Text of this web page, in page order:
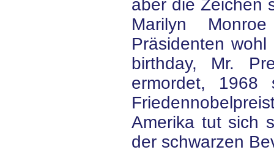
aber die Zeichen
Marilyn
Präsidenten
birthday, Mr.
ermordet,
Amerika tut sich
der schwarzen